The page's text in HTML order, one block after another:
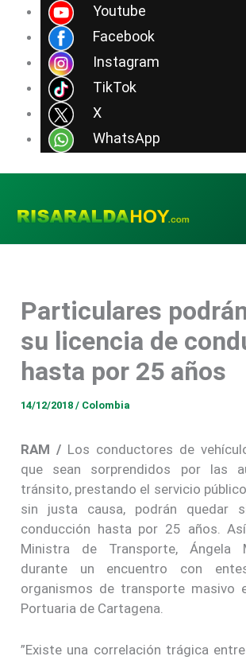
Youtube
Facebook
Instagram
TikTok
X
WhatsApp
contenido
Particulares
su licencia de
hasta por 25 años
14/12/2018/ Colombia
RAM / Los conductores de
que sean sorprendidos por las
tránsito, prestando el servicio
sin justa causa, podrán quedar
conducción hasta por 25 años.
Ministra de Transporte, Ángela
durante un encuentro con
organismos de transporte masivo
Portuaria de Cartagena.
”Existe una correlación trágica